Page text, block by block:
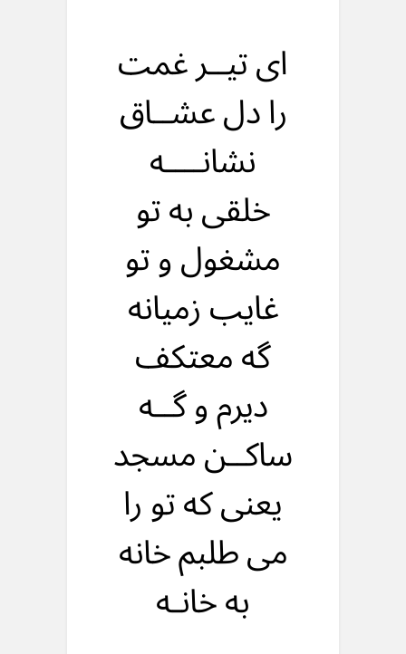
ای تیــر غمت
را دل عشــاق
نشانــــه
خلقی به تو
مشغول و تو
غایب زمیانه
گه معتکف
دیرم و گــه
ساکــن مسجد
یعنی که تو را
می طلبم خانه
به خانـه